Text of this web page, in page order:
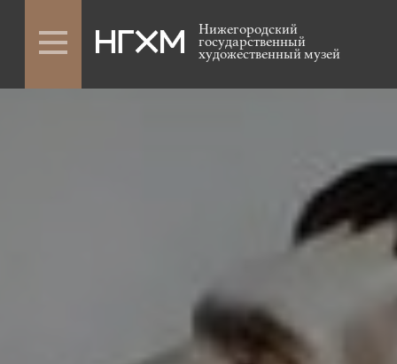
Нижегородский
государственный
художественный музей